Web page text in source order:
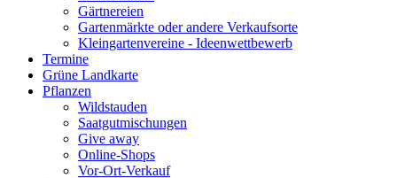
Gärtnereien
Gartenmärkte oder andere Verkaufsorte
Kleingartenvereine - Ideenwettbewerb
Termine
Grüne Landkarte
Pflanzen
Wildstauden
Saatgutmischungen
Give away
Online-Shops
Vor-Ort-Verkauf